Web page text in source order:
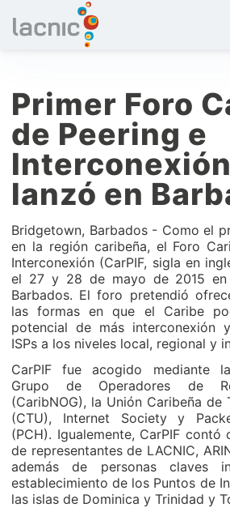
Primer Foro
de Peering e
lanzó en
Bridgetown, Barbados - Como el
en la región caribeña, el Foro
Interconexión (CarPIF, sigla en
el 27 y 28 de mayo de 2015
Barbados. El foro pretendió
las formas en que el Caribe
potencial de más interconexión
ISPs a los niveles local, regional y
CarPIF fue acogido mediante
Grupo de Operadores de
(CaribNOG), la Unión Caribeña de
(CTU), Internet Society y
(PCH). Igualemente, CarPIF
de representantes de LACNIC,
además de personas claves
establecimiento de los Puntos de
las islas de Dominica y Trinidad y